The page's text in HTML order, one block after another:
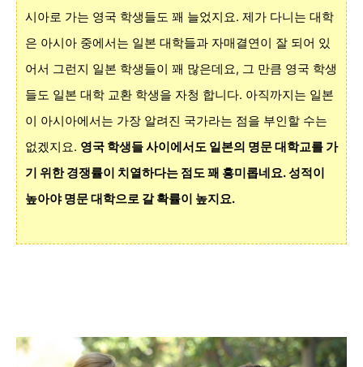
시아로 가는 영국 학생들도 꽤 늘었지요. 제가 다니는 대학
은 아시아 중에서는 일본 대학들과 자매결연이 잘 되어 있
어서 그런지 일본 학생들이 꽤 많은데요, 그 만큼 영국 학생
들도 일본 대학 교환 학생을 자청 합니다. 아직까지는 일본
이 아시아에서는 가장 알려진 국가라는 점을 부인할 수는
없겠지요. 영국 학생들 사이에서도 일본의 명문 대학교를 가
기 위한 경쟁률이 치열하다는 점도 꽤 흥미롭네요. 성적이
높아야 명문 대학으로 갈 확률이 높지요.